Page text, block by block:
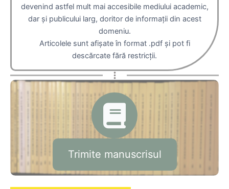
devenind astfel mult mai accesibile mediului academic,
dar şi publicului larg, doritor de informaţii din acest
domeniu.
Articolele sunt afișate în format .pdf și pot fi
descărcate fără restricţii.
Trimite manuscrisul